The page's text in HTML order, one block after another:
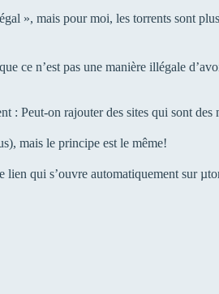
», mais pour moi, les torrents sont
ce n’est pas une manière illégale
Peut-on rajouter des sites qui sont
mais le principe est le même!
qui s’ouvre automatiquement sur